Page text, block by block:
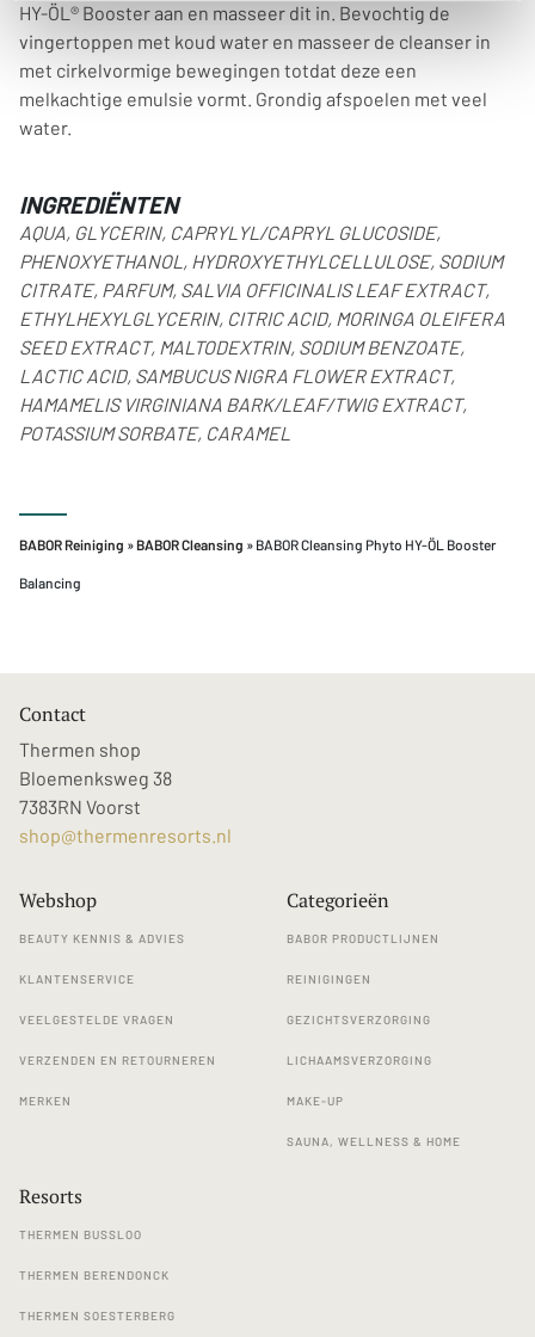
HY-ÖL® Booster aan en masseer dit in. Bevochtig de
vingertoppen met koud water en masseer de cleanser in
met cirkelvormige bewegingen totdat deze een
melkachtige emulsie vormt. Grondig afspoelen met veel
water.
INGREDIËNTEN
AQUA, GLYCERIN, CAPRYLYL/CAPRYL GLUCOSIDE,
PHENOXYETHANOL, HYDROXYETHYLCELLULOSE, SODIUM
CITRATE, PARFUM, SALVIA OFFICINALIS LEAF EXTRACT,
ETHYLHEXYLGLYCERIN, CITRIC ACID, MORINGA OLEIFERA
SEED EXTRACT, MALTODEXTRIN, SODIUM BENZOATE,
LACTIC ACID, SAMBUCUS NIGRA FLOWER EXTRACT,
HAMAMELIS VIRGINIANA BARK/LEAF/TWIG EXTRACT,
POTASSIUM SORBATE, CARAMEL
BABOR Reiniging »BABOR Cleansing » BABOR Cleansing Phyto HY-ÖL Booster
Balancing
Contact
Thermen shop
Bloemenksweg 38
7383RN Voorst
shop@thermenresorts.nl
Webshop
BEAUTY KENNIS & ADVIES
KLANTENSERVICE
VEELGESTELDE VRAGEN
VERZENDEN EN RETOURNEREN
MERKEN
Categorieën
BABOR PRODUCTLIJNEN
REINIGINGEN
GEZICHTSVERZORGING
LICHAAMSVERZORGING
MAKE-UP
SAUNA, WELLNESS & HOME
Resorts
THERMEN BUSSLOO
THERMEN BERENDONCK
THERMEN SOESTERBERG